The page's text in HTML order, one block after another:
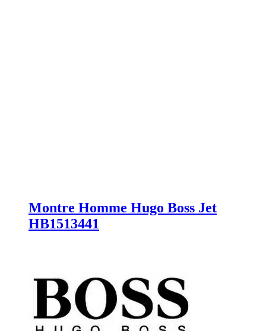
Montre Homme Hugo Boss Jet
HB1513441